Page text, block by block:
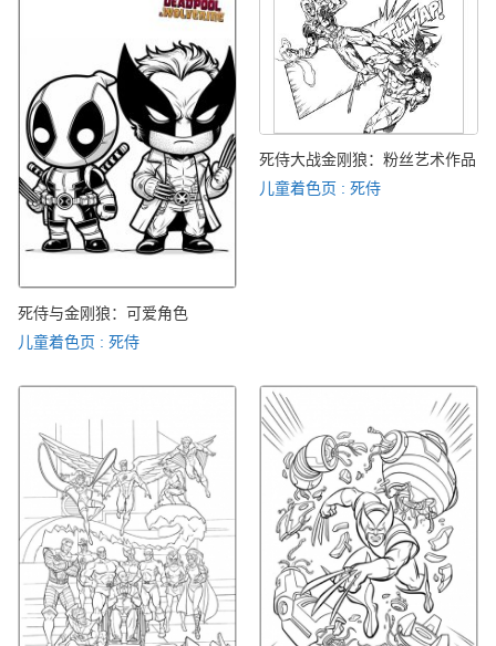
死侍与金刚狼：可爱角色
儿童着色页 : 死侍
死侍大战金刚狼：粉丝艺术作品
儿童着色页 : 死侍